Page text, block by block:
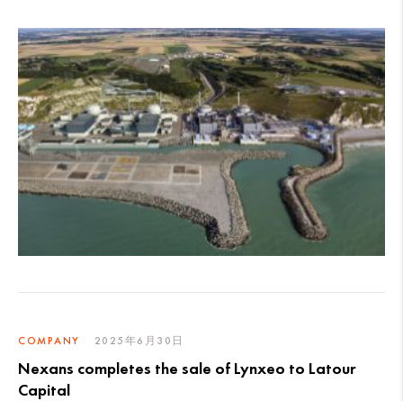
COMPANY 2025年6月30日
Nexans completes the sale of Lynxeo to Latour
Capital